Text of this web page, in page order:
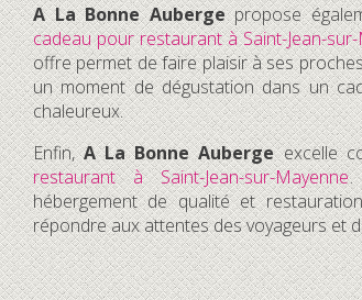
A La Bonne Aubergepropose
cadeau pour restaurant à Saint-Jean-
offre permet de faire plaisir à ses
un moment de dégustation dans un
chaleureux.
Enfin,A La Bonne Aubergeexcelle
restaurant à Saint-Jean-sur-Mayenne.
hébergement de qualité et
répondre aux attentes des voyageurs et